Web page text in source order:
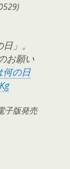
」。
お願い
の日
子版発売